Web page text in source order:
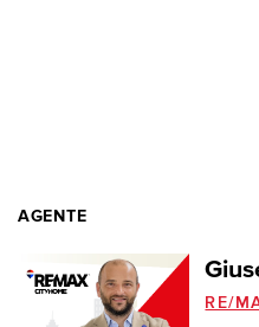
AGENTE
RE/